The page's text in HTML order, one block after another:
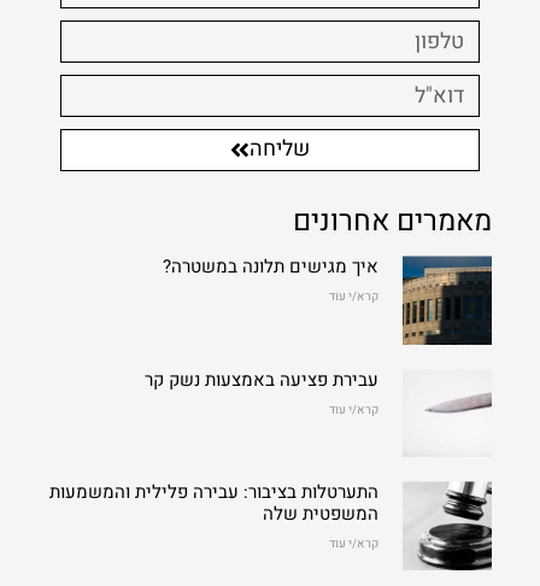
שליחה
מאמרים אחרונים
איך מגישים תלונה במשטרה?
קרא/י עוד
עבירת פציעה באמצעות נשק קר
קרא/י עוד
התערטלות בציבור: עבירה פלילית והמשמעות
המשפטית שלה
קרא/י עוד